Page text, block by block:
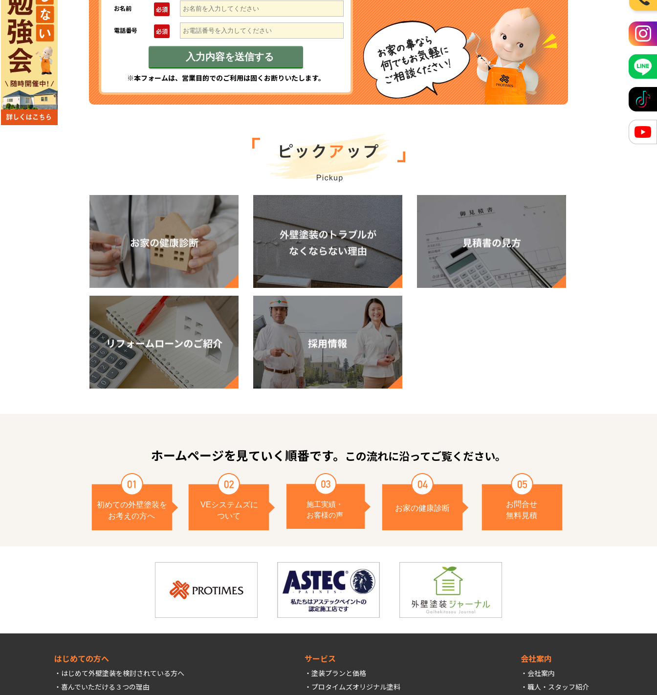
お名前 必須
電話番号 必須
※本フォームは、営業目的でのご利用は固くお断りいたします。
ホームページを見ていく順番です。 この流れに沿ってご覧ください。
はじめての方へ
はじめて外壁塗装を検討されている方へ
喜んでいただける３つの理由
サービス
塗装プランと価格
プロタイムズオリジナル塗料
会社案内
会社案内
職人・スタッフ紹介